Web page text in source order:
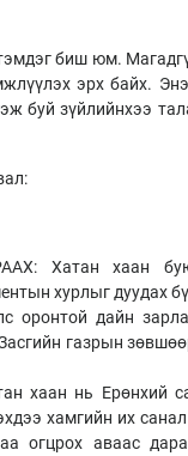
биш юм.
эрх байх.
буй зүйлийнхээ
Хатан хаан
хурлыг дуудах
дайн
газрын
нь Ерөнхий
хамгийн их
огцрох аваас